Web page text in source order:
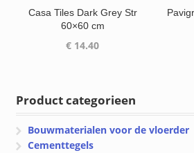
Casa Tiles Dark Grey Str
60×60 cm
€ 14.40
Product categorieen
Bouwmaterialen voor de vloerder
Cementtegels